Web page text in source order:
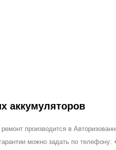
аккумуляторов
производится в
можно задать по телефону: